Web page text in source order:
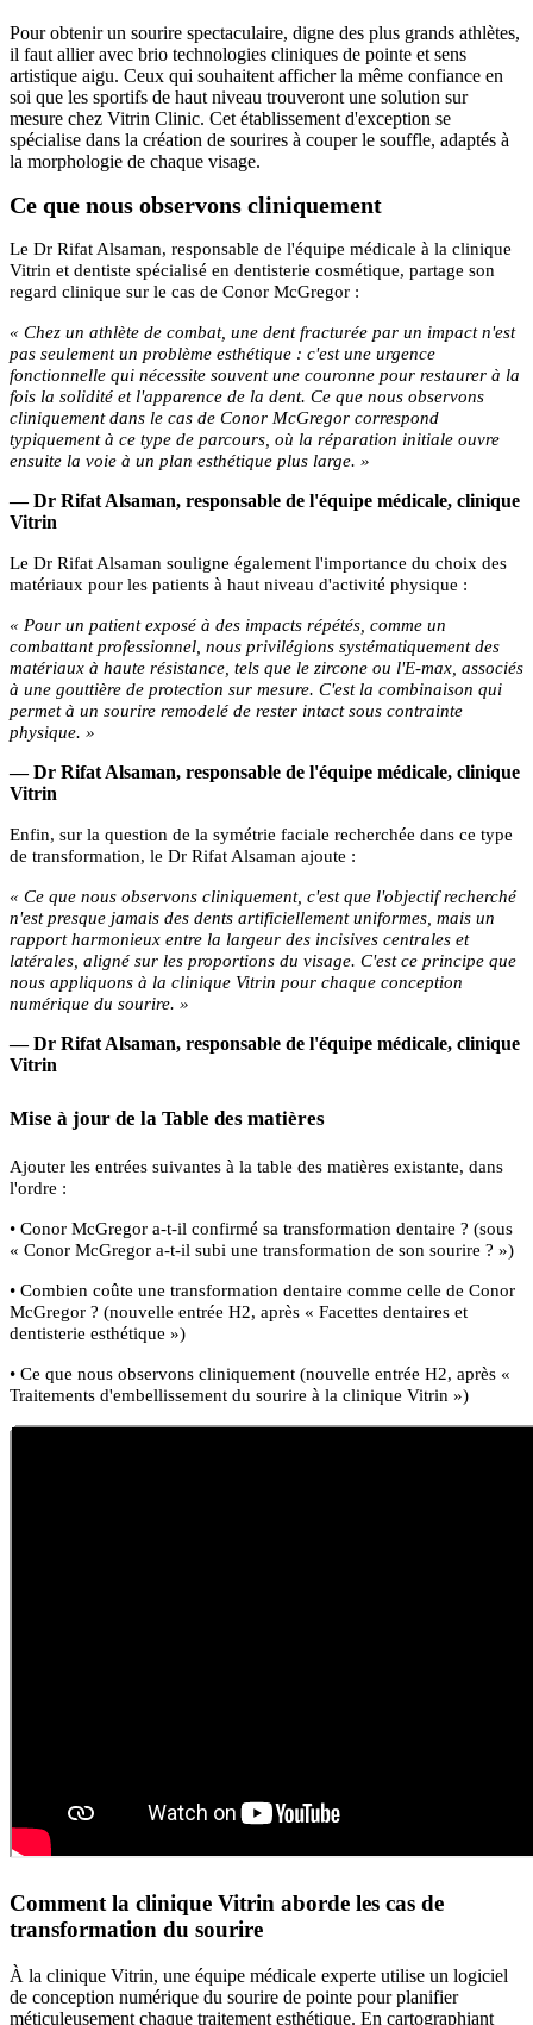
Pour obtenir un sourire spectaculaire, digne des plus grands athlètes,
il faut allier avec brio technologies cliniques de pointe et sens
artistique aigu. Ceux qui souhaitent afficher la même confiance en
soi que les sportifs de haut niveau trouveront une solution sur
mesure chez Vitrin Clinic. Cet établissement d'exception se
spécialise dans la création de sourires à couper le souffle, adaptés à
la morphologie de chaque visage.
Ce que nous observons cliniquement
Le Dr Rifat Alsaman, responsable de l'équipe médicale à la clinique
Vitrin et dentiste spécialisé en dentisterie cosmétique, partage son
regard clinique sur le cas de Conor McGregor :
« Chez un athlète de combat, une dent fracturée par un impact n'est
pas seulement un problème esthétique : c'est une urgence
fonctionnelle qui nécessite souvent une couronne pour restaurer à la
fois la solidité et l'apparence de la dent. Ce que nous observons
cliniquement dans le cas de Conor McGregor correspond
typiquement à ce type de parcours, où la réparation initiale ouvre
ensuite la voie à un plan esthétique plus large. »
— Dr Rifat Alsaman, responsable de l'équipe médicale, clinique
Vitrin
Le Dr Rifat Alsaman souligne également l'importance du choix des
matériaux pour les patients à haut niveau d'activité physique :
« Pour un patient exposé à des impacts répétés, comme un
combattant professionnel, nous privilégions systématiquement des
matériaux à haute résistance, tels que le zircone ou l'E-max, associés
à une gouttière de protection sur mesure. C'est la combinaison qui
permet à un sourire remodelé de rester intact sous contrainte
physique. »
— Dr Rifat Alsaman, responsable de l'équipe médicale, clinique
Vitrin
Enfin, sur la question de la symétrie faciale recherchée dans ce type
de transformation, le Dr Rifat Alsaman ajoute :
« Ce que nous observons cliniquement, c'est que l'objectif recherché
n'est presque jamais des dents artificiellement uniformes, mais un
rapport harmonieux entre la largeur des incisives centrales et
latérales, aligné sur les proportions du visage. C'est ce principe que
nous appliquons à la clinique Vitrin pour chaque conception
numérique du sourire. »
— Dr Rifat Alsaman, responsable de l'équipe médicale, clinique
Vitrin
Mise à jour de la Table des matières
Ajouter les entrées suivantes à la table des matières existante, dans
l'ordre :
• Conor McGregor a-t-il confirmé sa transformation dentaire ? (sous
« Conor McGregor a-t-il subi une transformation de son sourire ? »)
• Combien coûte une transformation dentaire comme celle de Conor
McGregor ? (nouvelle entrée H2, après « Facettes dentaires et
dentisterie esthétique »)
• Ce que nous observons cliniquement (nouvelle entrée H2, après «
Traitements d'embellissement du sourire à la clinique Vitrin »)
Comment la clinique Vitrin aborde les cas de
transformation du sourire
À la clinique Vitrin, une équipe médicale experte utilise un logiciel
de conception numérique du sourire de pointe pour planifier
méticuleusement chaque traitement esthétique. En cartographiant